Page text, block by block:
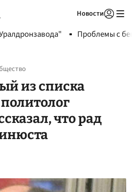
Новости
Проблемы с
из списка
что рад